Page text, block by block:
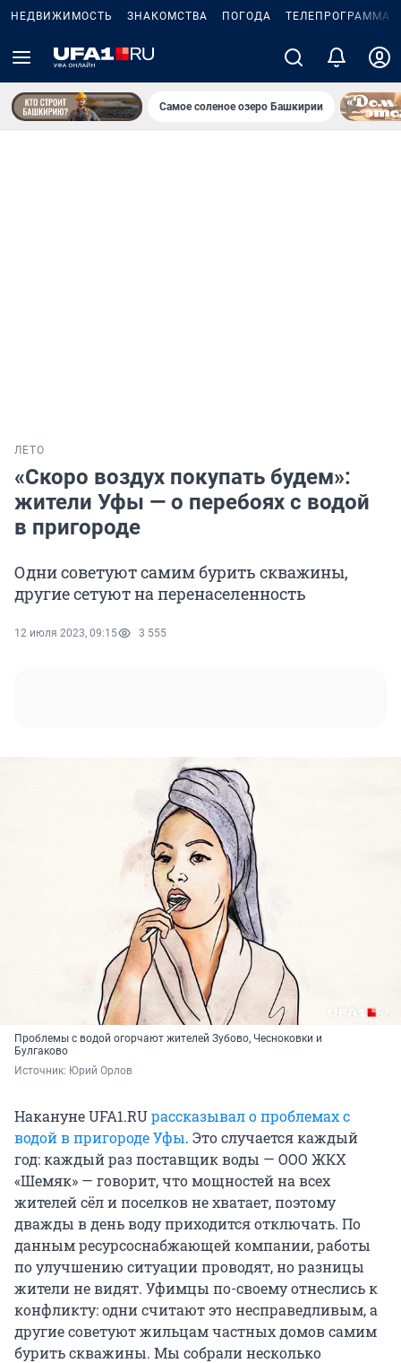
НЕДВИЖИМОСТЬ ЗНАКОМСТВА ПОГОДА ТЕЛЕПРОГРАММА
Самое соленое озеро Башкирии
ЛЕТО
«Скоро воздух покупать будем»:
жители Уфы — о перебоях с водой
в пригороде
Одни советуют самим бурить скважины,
другие сетуют на перенаселенность
12 июля 2023, 09:15 3 555
Проблемы с водой огорчают жителей Зубово, Чесноковки и
Булгаково
Источник: Юрий Орлов
Накануне UFA1.RUрассказывал о проблемах с
водой в пригороде Уфы. Это случается каждый
год: каждый раз поставщик воды — ООО ЖКХ
«Шемяк» — говорит, что мощностей на всех
жителей сёл и поселков не хватает, поэтому
дважды в день воду приходится отключать. По
данным ресурсоснабжающей компании, работы
по улучшению ситуации проводят, но разницы
жители не видят. Уфимцы по-своему отнеслись к
конфликту: одни считают это несправедливым, а
другие советуют жильцам частных домов самим
бурить скважины. Мы собрали несколько